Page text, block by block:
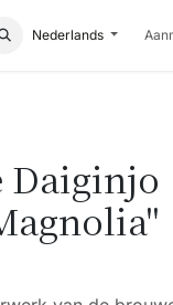
Nederlands
Daiginjo